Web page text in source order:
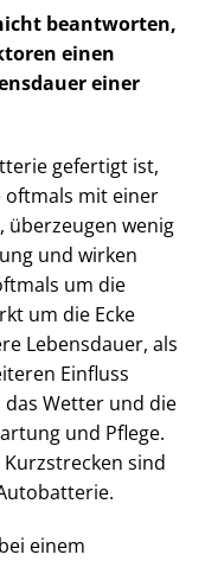
beantworten,
einen
einer
gefertigt ist,
oftmals mit einer
überzeugen wenig
und wirken
um die
um die Ecke
Lebensdauer, als
Einfluss
Wetter und die
und Pflege.
sind
einem